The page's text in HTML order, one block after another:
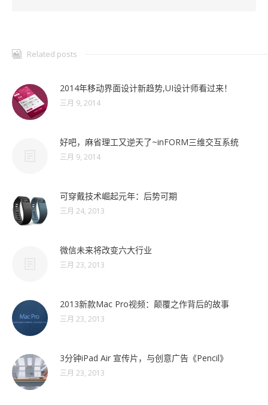
Related posts
2014年移动界面设计新趋势,UI设计师看过来！
三月 9, 2014
好吧，麻省理工又逆天了~inFORM三维交互系统
三月 9, 2014
可穿戴技术崛起元年：后势可期
三月 24, 2013
微信未来将改变六大行业
三月 23, 2013
2013新款Mac Pro视频：颠覆之作背后的故事
三月 23, 2013
3分钟iPad Air 宣传片，与创意广告《Pencil》
三月 23, 2013